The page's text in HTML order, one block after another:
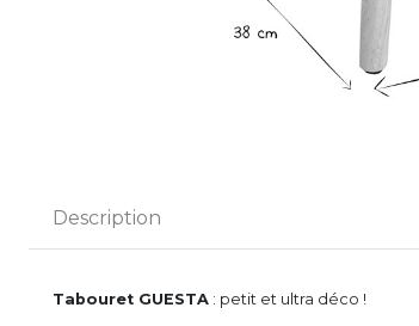
Description
Tabouret GUESTA : petit et ultra déco !